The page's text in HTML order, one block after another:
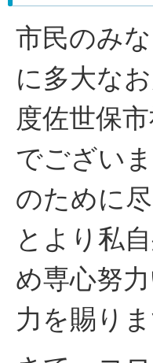
市民のみ
に多大な
度佐世保
でござい
のために
とより私
め専心努
力を賜り